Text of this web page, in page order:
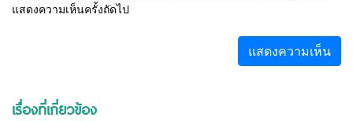
แสดงความเห็นครั้งถัดไป
เรื่องที่เกี่ยวข้อง